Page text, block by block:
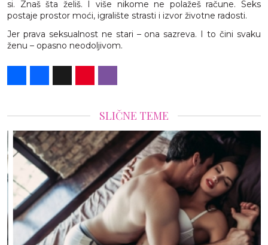
si. Znaš šta želiš. I više nikome ne polažeš račune. Seks
postaje prostor moći, igralište strasti i izvor životne radosti.
Jer prava seksualnost ne stari – ona sazreva. I to čini svaku
ženu – opasno neodoljivom.
SLIČNE TEME